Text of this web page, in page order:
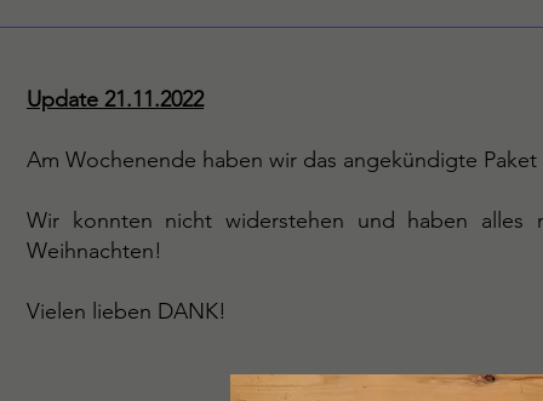
Update 21.11.2022
Am Wochenende haben wir das angekündigte
Wir konnten nicht widerstehen und haben
Weihnachten!
Vielen lieben DANK!